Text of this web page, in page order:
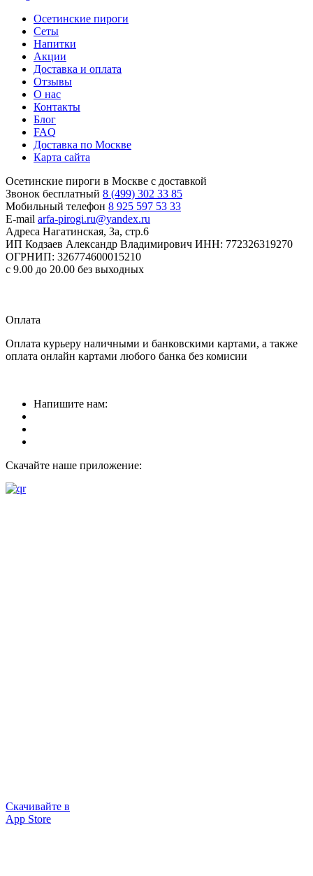
Осетинские пироги
Сеты
Напитки
Акции
Доставка и оплата
Отзывы
О нас
Контакты
Блог
FAQ
Доставка по Москве
Карта сайта
Осетинские пироги в Москве с доставкой
Звонок бесплатный 8 (499) 302 33 85
Мобильный телефон 8 925 597 53 33
E-mail arfa-pirogi.ru@yandex.ru
Адреса Нагатинская, 3а, стр.6
ИП Кодзаев Александр Владимирович ИНН: 772326319270
ОГРНИП: 326774600015210
с 9.00 до 20.00 без выходных
Оплата
Оплата курьеру наличными и банковскими картами, а также
оплата онлайн картами любого банка без комисии
Напишите нам:
Скачайте наше приложение:
Скачивайте в
App Store